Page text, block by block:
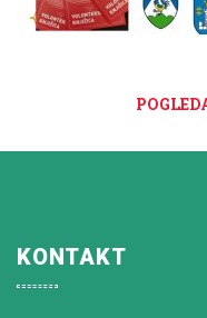
KONTAKT